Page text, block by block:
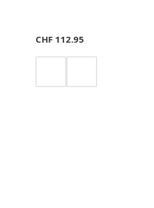
CHF 112.95